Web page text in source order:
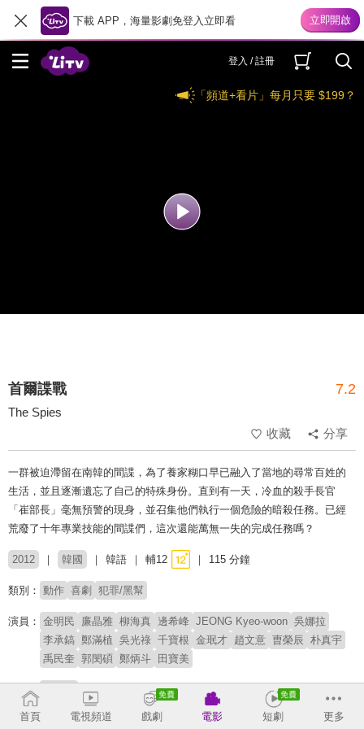
下載 APP，海量影劇免登入立即看
登入 / 註冊
「頻道+看片」每月只要 $199？
首爾諜戰 7.2
The Spies
收藏
分享
一群被迫滯留在南韓的間諜，為了養家糊口早已融入了當地的尋常百姓的
生活，並且逐漸遺忘了自己的特殊身份。直到有一天，冷血的殺手長官
「崔部長」毫無預警的現身，並召集他們執行一個危險的暗殺任務。已經
荒廢了十年專業技能的間諜們，這次還能萬無一失的完成任務嗎？
2012 韓國 韓語 輔12 115 分鐘
類別： 動作 喜劇 犯罪/黑幫
演員： 金明民 廉晶雅 柳海真 邊希峰 JEONG Kyeo-woon 吳娜拉
李承鎬 鄭滿植 吳光祿 千寶根 金珉才 趙文意 曺榮辰 朴真宇
禹民奎 郭閔碩 鄭炳斗 田寶美
導演：
※此內容含有：暴力血腥
首頁 電視頻道 戲劇 電影 短劇 更多